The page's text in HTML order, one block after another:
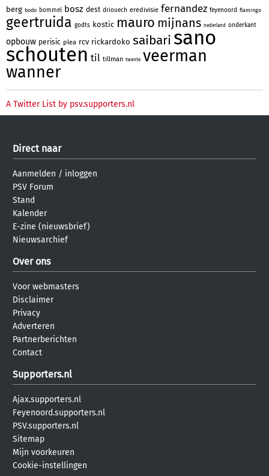
berg bodo bommel bosz dest driouech eredivisie fernandez feyenoord flamingo
geertruida godts kostic mauro mijnans nederland onderkant
opbouw perisic plea rcv rickardoko saibari sano
schouten til tillman twente veerman
wanner
A Twitter List by psv.supporters.nl
Direct naar
Aanmelden / inloggen
PSV Forum
Stand
Kalender
E-zine (nieuwsbrief)
Nieuwsarchief
Over ons
Voor webmasters
Disclaimer
Privacy
Adverteren
Partnerberichten
Contact
Supporters.nl
Ajax.supporters.nl
Feyenoord.supporters.nl
PSV.supporters.nl
Sitemap
Mijn voorkeuren
Cookie-instellingen